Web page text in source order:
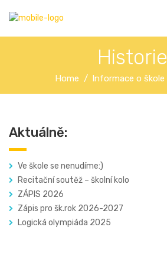
Historie
Home Informace o škole
Aktuálně:
Ve škole se nenudíme:)
Recitační soutěž – školní kolo
ZÁPIS 2026
Zápis pro šk.rok 2026-2027
Logická olympiáda 2025